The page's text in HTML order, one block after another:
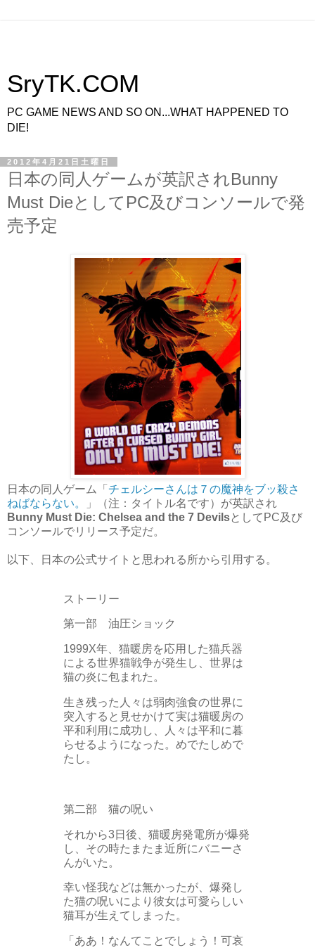
SryTK.COM
PC GAME NEWS AND SO ON...WHAT HAPPENED TO
DIE!
2012年4月21日土曜日
日本の同人ゲームが英訳されBunny
Must DieとしてPC及びコンソールで発
売予定
日本の同人ゲーム「 チェルシーさんは７の魔神をブッ殺さ
ねばならない。
」（注：タイトル名です）が英訳され
Bunny Must Die: Chelsea and the 7 DevilsとしてPC及び
コンソールでリリース予定だ。
以下、日本の公式サイトと思われる所から引用する。
ストーリー
第一部 油圧ショック
1999X年、猫暖房を応用した猫兵器
による世界猫戦争が発生し、世界は
猫の炎に包まれた。
生き残った人々は弱肉強食の世界に
突入すると見せかけて実は猫暖房の
平和利用に成功し、人々は平和に暮
らせるようになった。めでたしめで
たし。
第二部 猫の呪い
それから3日後、猫暖房発電所が爆発
し、その時たまたま近所にバニーさ
んがいた。
幸い怪我などは無かったが、爆発し
た猫の呪いにより彼女は可愛らしい
猫耳が生えてしまった。
「ああ！なんてことでしょう！可哀